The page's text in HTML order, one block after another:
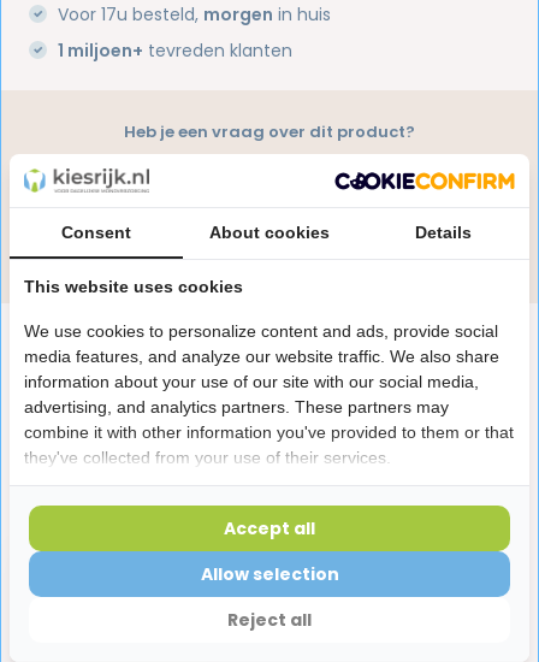
Voor 17u besteld, morgen in huis
1 miljoen+ tevreden klanten
Productomschrijving
Reviews
Heb je een vraag over dit product?
Onze specialisten helpen je graag! Spreek ons aan
in de chat of stuur een e-mail.
Laatst bekeken producten
Consent About cookies Details
This website uses cookies
We use cookies to personalize content and ads, provide social
media features, and analyze our website traffic. We also share
information about your use of our site with our social media,
advertising, and analytics partners. These partners may
combine it with other information you've provided to them or that
they've collected from your use of their services.
Reject all
Allow selection
Accept all